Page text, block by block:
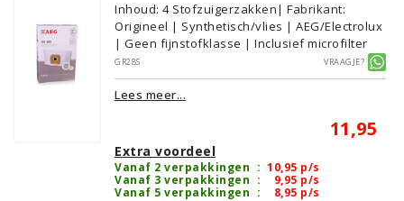
Inhoud: 4 Stofzuigerzakken| Fabrikant:
Origineel | Synthetisch/vlies | AEG/Electrolux
| Geen fijnstofklasse | Inclusief microfilter
GR28S
Vraagje?
Lees meer...
11,95
Extra voordeel
Vanaf 2 verpakkingen : 10,95 p/s
Vanaf 3 verpakkingen : 9,95 p/s
Vanaf 5 verpakkingen : 8,95 p/s